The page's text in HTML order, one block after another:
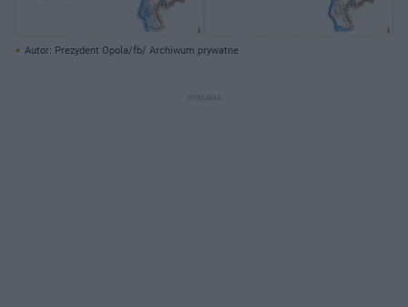
Autor: Prezydent Opola/fb/ Archiwum prywatne